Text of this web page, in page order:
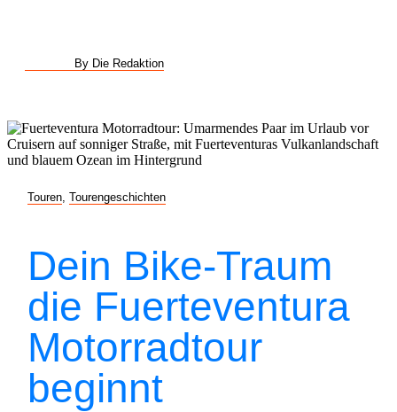
By Die Redaktion
Touren Tourengeschichten
Dein Bike-Traum
die Fuerteventura
Motorradtour
beginnt